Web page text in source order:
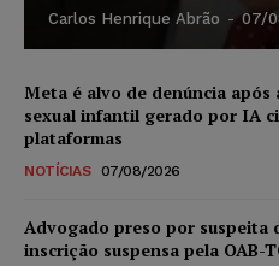
Carlos Henrique Abrão - 07/
Meta é alvo de denúncia após
sexual infantil gerado por IA
plataformas
NOTÍCIAS 07/08/2026
Advogado preso por suspeita
inscrição suspensa pela OAB-